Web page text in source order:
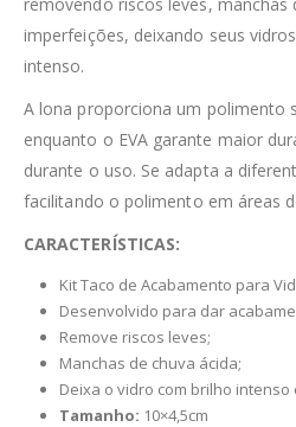
imperfeições, deixando seus
intenso.
A lona proporciona um polimento
enquanto o EVA garante maior
durante o uso. Se adapta a
facilitando o polimento em áreas
CARACTERÍSTICAS:
Kit Taco de Acabamento para
Desenvolvido para dar
Remove riscos leves;
Manchas de chuva ácida;
Deixa o vidro com brilho intenso
Tamanho: 10×4,5cm